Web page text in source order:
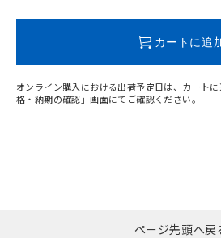
カートに追
オンライン購入における出荷予定日は、カート
格・納期の確認」画面にてご確認ください。
ページ先頭へ戻